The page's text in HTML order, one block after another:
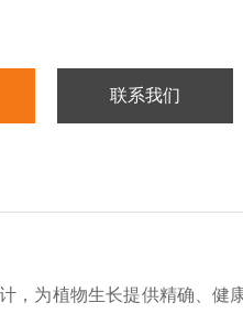
联系我们
，为植物生长提供精确、健